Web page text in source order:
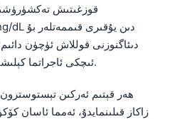
قوزغىتىش
دىئاگنوزنى قوللاش ئۈچۈن
ئىچكى ئاجراتما كېلىشىملىرى ئوخشىشى مۇمكىن.
ھەر قېتىم ئەركىن